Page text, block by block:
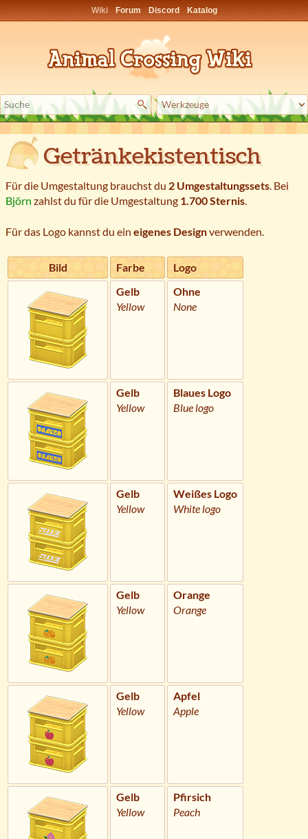
Wiki Forum Discord Katalog
Getränkekistentisch
Für die Umgestaltung brauchst du 2 Umgestaltungssets. Bei
Björn zahlst du für die Umgestaltung 1.700 Sternis.
Für das Logo kannst du ein eigenes Designverwenden.
Bild Farbe
Logo
Gelb
Yellow
Ohne
None
Gelb
Yellow
Blaues Logo
Blue logo
Gelb
Yellow
Weißes Logo
White logo
Gelb
Yellow
Orange
Orange
Gelb
Yellow
Apfel
Apple
Gelb
Yellow
Pfirsich
Peach